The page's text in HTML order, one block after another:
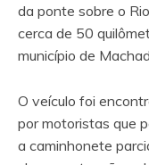
da ponte sobre o
cerca de 50
município de
O veículo foi
por motoristas que
a caminhonete